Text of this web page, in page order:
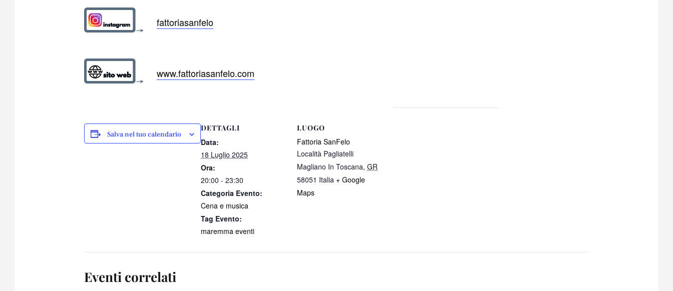
fattoriasanfelo
www.fattoriasanfelo.com
Salva nel tuo calendario
DETTAGLI
Data:
18 Luglio 2025
Ora:
20:00 - 23:30
Categoria Evento:
Cena e musica
Tag Evento:
maremma eventi
LUOGO
Fattoria SanFelo
Località Pagliatelli
Magliano In Toscana, GR
58051 Italia + Google
Maps
Eventi correlati